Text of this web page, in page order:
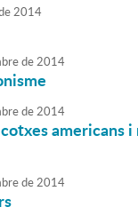
2014
de2014
de2014
americans
de2014